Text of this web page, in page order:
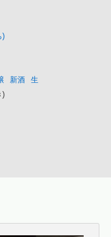
)
新酒
生
)